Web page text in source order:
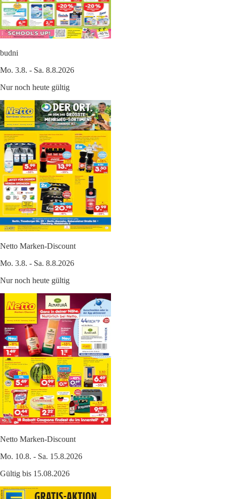
budni
Mo. 3.8. - Sa. 8.8.2026
Nur noch heute gültig
Netto Marken-Discount
Mo. 3.8. - Sa. 8.8.2026
Nur noch heute gültig
Netto Marken-Discount
Mo. 10.8. - Sa. 15.8.2026
Gültig bis 15.08.2026